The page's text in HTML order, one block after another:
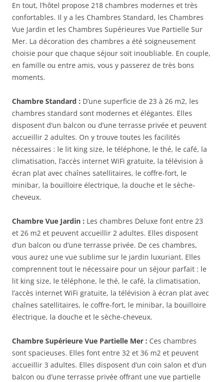
En tout, l’hôtel propose 218 chambres modernes et très
confortables. Il y a les Chambres Standard, les Chambres
Vue Jardin et les Chambres Supérieures Vue Partielle Sur
Mer. La décoration des chambres a été soigneusement
choisie pour que chaque séjour soit inoubliable. En couple,
en famille ou entre amis, vous y passerez de très bons
moments.
Chambre Standard : D’une superficie de 23 à 26 m2, les
chambres standard sont modernes et élégantes. Elles
disposent d’un balcon ou d’une terrasse privée et peuvent
accueillir 2 adultes. On y trouve toutes les facilités
nécessaires : le lit king size, le téléphone, le thé, le café, la
climatisation, l’accès internet WiFi gratuite, la télévision à
écran plat avec chaînes satellitaires, le coffre-fort, le
minibar, la bouilloire électrique, la douche et le sèche-
cheveux.
Chambre Vue Jardin : Les chambres Deluxe font entre 23
et 26 m2 et peuvent accueillir 2 adultes. Elles disposent
d’un balcon ou d’une terrasse privée. De ces chambres,
vous aurez une vue sublime sur le jardin luxuriant. Elles
comprennent tout le nécessaire pour un séjour parfait : le
lit king size, le téléphone, le thé, le café, la climatisation,
l’accès internet WiFi gratuite, la télévision à écran plat avec
chaînes satellitaires, le coffre-fort, le minibar, la bouilloire
électrique, la douche et le sèche-cheveux.
Chambre Supérieure Vue Partielle Mer : Ces chambres
sont spacieuses. Elles font entre 32 et 36 m2 et peuvent
accueillir 3 adultes. Elles disposent d’un coin salon et d’un
balcon ou d’une terrasse privée offrant une vue partielle